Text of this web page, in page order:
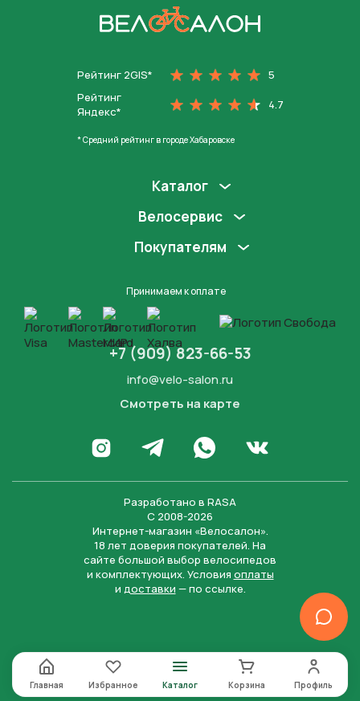
Рейтинг 2GIS*
5
Рейтинг
Яндекс*
4.7
* Средний рейтинг в городе Хабаровске
Каталог
Велосервис
Покупателям
Принимаем к оплате
+7 (909) 823-66-53
info@velo-salon.ru
Смотреть на карте
Перейти в Инстаграм
Написать в Телеграм
Написать в WhatsApp
Перейти во
Разработано в RASA
С 2008-2026
Интернет-магазин «Велосалон».
18 лет доверия покупателей. На
сайте большой выбор велосипедов
и комплектующих. Условия оплаты
и доставки — по ссылке.
Главная Избранное Каталог Корзина Профиль
Нажимая на кнопку “Отправить заявку”, вы даете
согласие на обработку персональных данных и
соглашаетесь с политикой конфиденциальности